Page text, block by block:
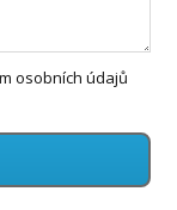
osobních údajů